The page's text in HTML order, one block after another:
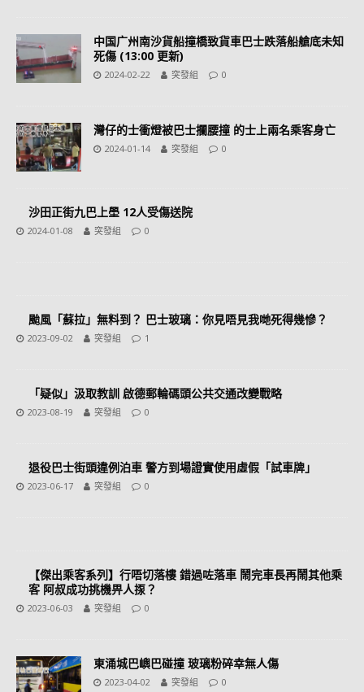
中国广州南沙貨船撞橋致貨車巴士跌落船艙底未知
死傷 (13:00 更新)
2024-02-22 突發組 0
灣仔的士衝燈被巴士攔腰撞 的士上兩名乘客身亡
2024-01-14 突發組 0
沙田正街九巴上壆 12人受傷送院
2024-01-08 突發組 0
颱風「蘇拉」無料到？ 巴士玻璃：你見唔見我哋死得幾慘？
2023-09-02 突發組 1
「疑似」汲取教訓 啟德郵輪碼頭公共交通改變戰略
2023-08-19 突發組 0
退役巴士街頭違例泊車 警方到場證實使用虛假「試車牌」
2023-06-17 突發組 0
【傑出乘客系列】行唔切落樓 錯過咗落車 鬧完車長再鬧其他乘
客 阿叔成功挑機畀人揼？
2023-06-03 突發組 0
東涌城巴嶼巴碰撞 玻璃粉碎幸無人傷
2023-04-02 突發組 0